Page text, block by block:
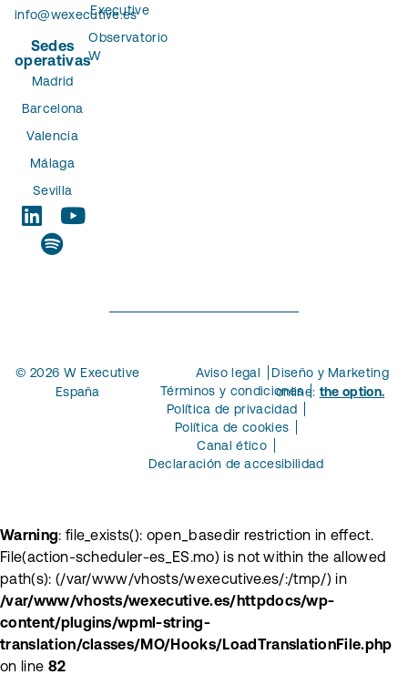
info@wexecutive.es
Sedes
operativas
Madrid
Barcelona
Valencia
Málaga
Sevilla
Executive
Observatorio
W
© 2026 W Executive
España
Aviso legal
Términos y condiciones
Política de privacidad
Política de cookies
Canal ético
Declaración de accesibilidad
Diseño y Marketing
online: the option.
Warning: file_exists(): open_basedir restriction in effect.
File(action-scheduler-es_ES.mo) is not within the allowed
path(s): (/var/www/vhosts/wexecutive.es/:/tmp/) in
/var/www/vhosts/wexecutive.es/httpdocs/wp-
content/plugins/wpml-string-
translation/classes/MO/Hooks/LoadTranslationFile.php
on line 82